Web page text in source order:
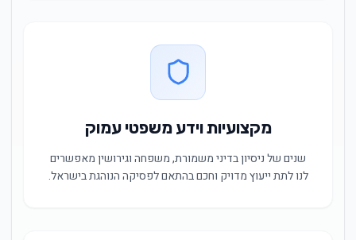
מקצועיות וידע משפטי עמוק
שנים של ניסיון בדיני משמורת, משפחה וגירושין מאפשרים
לנו לתת ייעוץ מדויק וחכם בהתאם לפסיקה הנוהגת בישראל.